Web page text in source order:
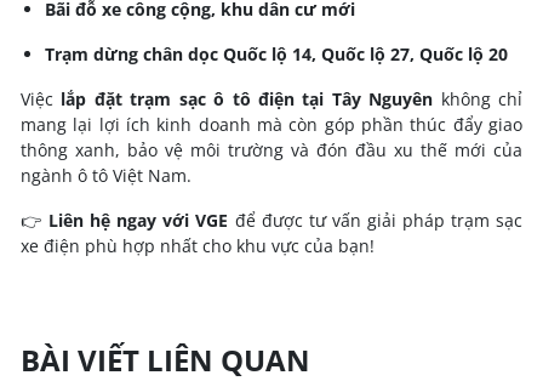
Bãi đỗ xe công cộng, khu dân cư mới
Trạm dừng chân dọc Quốc lộ 14, Quốc lộ 27, Quốc lộ 20
Việc lắp đặt trạm sạc ô tô điện tại Tây Nguyên không chỉ
mang lại lợi ích kinh doanh mà còn góp phần thúc đẩy giao
thông xanh, bảo vệ môi trường và đón đầu xu thế mới của
ngành ô tô Việt Nam.
👉 Liên hệ ngay với VGE để được tư vấn giải pháp trạm sạc
xe điện phù hợp nhất cho khu vực của bạn!
BÀI VIẾT LIÊN QUAN